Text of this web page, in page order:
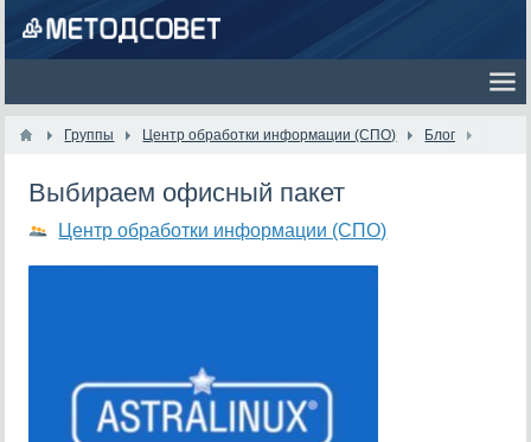
Группы Центр обработки информации (СПО) Блог
Выбираем офисный пакет
Центр обработки информации (СПО)